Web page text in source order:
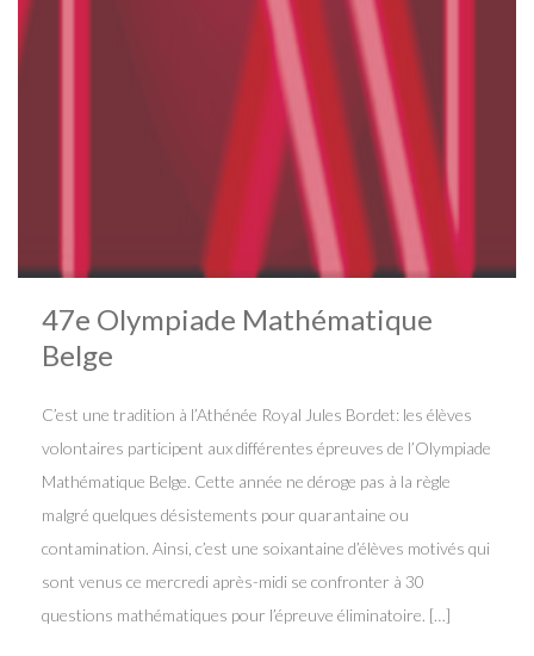
47e Olympiade Mathématique
Belge
C’est une tradition à l’Athénée Royal Jules Bordet: les élèves
volontaires participent aux différentes épreuves de l’Olympiade
Mathématique Belge. Cette année ne déroge pas à la règle
malgré quelques désistements pour quarantaine ou
contamination. Ainsi, c’est une soixantaine d’élèves motivés qui
sont venus ce mercredi après-midi se confronter à 30
questions mathématiques pour l’épreuve éliminatoire. […]